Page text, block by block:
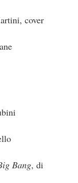
cover
Bang, di